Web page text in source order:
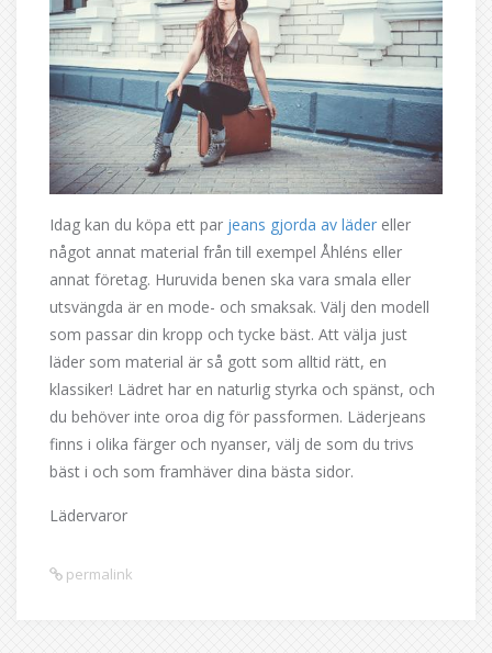
Idag kan du köpa ett par jeans gjorda av läder eller
något annat material från till exempel Åhléns eller
annat företag. Huruvida benen ska vara smala eller
utsvängda är en mode- och smaksak. Välj den modell
som passar din kropp och tycke bäst. Att välja just
läder som material är så gott som alltid rätt, en
klassiker! Lädret har en naturlig styrka och spänst, och
du behöver inte oroa dig för passformen. Läderjeans
finns i olika färger och nyanser, välj de som du trivs
bäst i och som framhäver dina bästa sidor.
Lädervaror
permalink